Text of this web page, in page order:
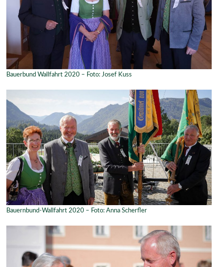
Bauerbund Wallfahrt 2020 – Foto: Josef Kuss
Bauernbund-Wallfahrt 2020 – Foto: Anna Scherfler